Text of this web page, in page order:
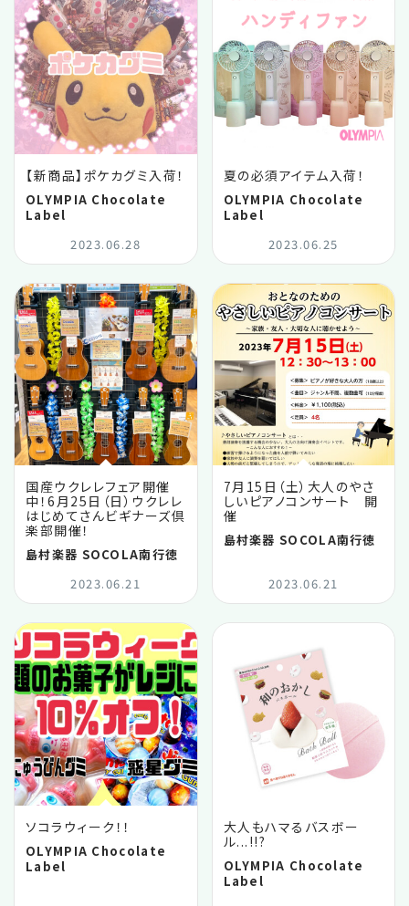
【新商品】ポケカグミ入荷！
OLYMPIA Chocolate
Label
2023.06.28
夏の必須アイテム入荷！
OLYMPIA Chocolate
Label
2023.06.25
国産ウクレレフェア開催
中！6月25日（日）ウクレレ
はじめてさんビギナーズ倶
楽部開催！
島村楽器 SOCOLA南行徳
2023.06.21
7月15日（土）大人のやさ
しいピアノコンサート 開
催
島村楽器 SOCOLA南行徳
2023.06.21
ソコラウィーク！！
OLYMPIA Chocolate
Label
大人もハマるバスボー
ル...!!?
OLYMPIA Chocolate
Label